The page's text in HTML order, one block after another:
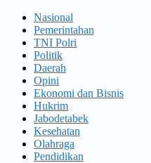
Nasional
Pemerintahan
TNI Polri
Politik
Daerah
Opini
Ekonomi dan Bisnis
Hukrim
Jabodetabek
Kesehatan
Olahraga
Pendidikan